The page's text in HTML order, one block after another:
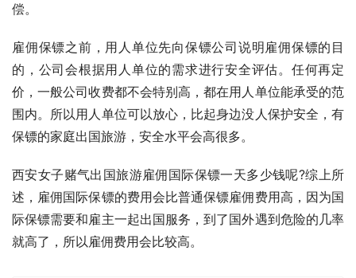
偿。
雇佣保镖之前，用人单位先向保镖公司说明雇佣保镖的目
的，公司会根据用人单位的需求进行安全评估。任何再定
价，一般公司收费都不会特别高，都在用人单位能承受的范
围内。所以用人单位可以放心，比起身边没人保护安全，有
保镖的家庭出国旅游，安全水平会高很多。
西安女子赌气出国旅游雇佣国际保镖一天多少钱呢?综上所
述，雇佣国际保镖的费用会比普通保镖雇佣费用高，因为国
际保镖需要和雇主一起出国服务，到了国外遇到危险的几率
就高了，所以雇佣费用会比较高。